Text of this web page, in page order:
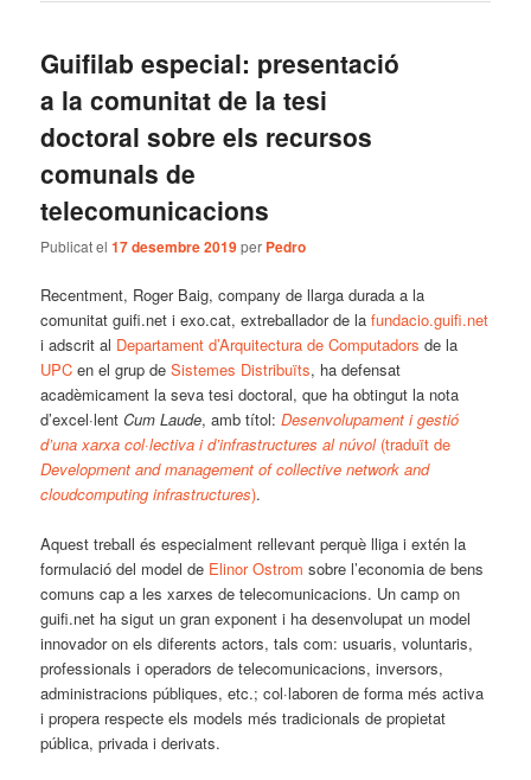
Guifilab especial: presentació
a la comunitat de la tesi
doctoral sobre els recursos
comunals de
telecomunicacions
Publicat el17 desembre 2019per Pedro
Recentment, Roger Baig, company de llarga durada a la
comunitat guifi.net i exo.cat, extreballador de lafundacio.guifi.net
i adscrit al Departament d’Arquitectura de Computadors de la
UPC en el grup deSistemes Distribuïts, ha defensat
acadèmicament la seva tesi doctoral, que ha obtingut la nota
d’excel·lentCum Laude, amb títol:Desenvolupament i gestió
d’una xarxa col·lectiva i d’infrastructures al núvol(traduït de
Development and management of collective network and
cloudcomputing infrastructures).
Aquest treball és especialment rellevant perquè lliga i extén la
formulació del model de Elinor Ostrom sobre l’economia de bens
comuns cap a les xarxes de telecomunicacions. Un camp on
guifi.net ha sigut un gran exponent i ha desenvolupat un model
innovador on els diferents actors, tals com: usuaris, voluntaris,
professionals i operadors de telecomunicacions, inversors,
administracions públiques, etc.; col·laboren de forma més activa
i propera respecte els models més tradicionals de propietat
pública, privada i derivats.